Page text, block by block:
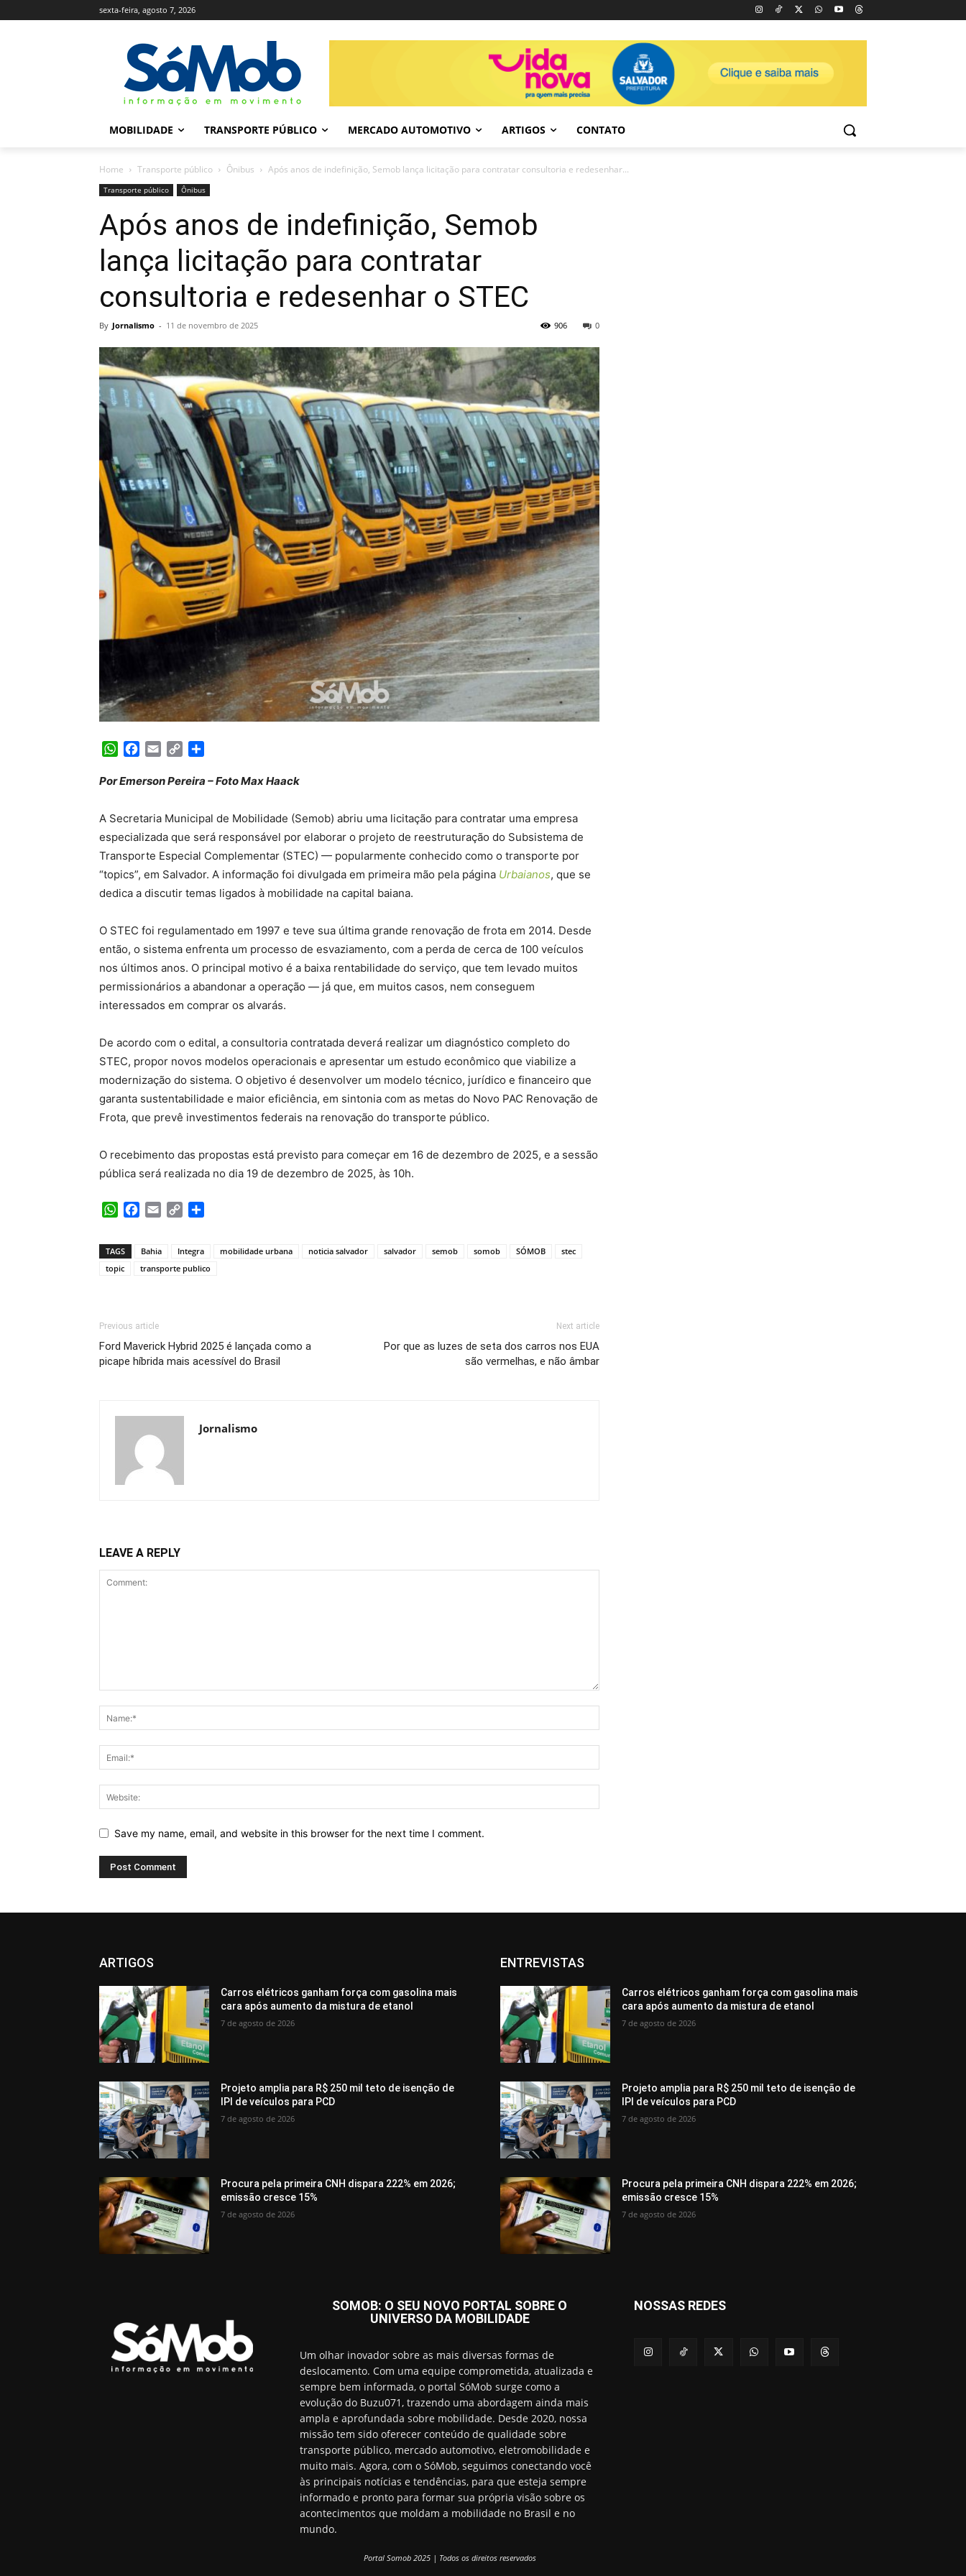
sexta-feira, agosto 7, 2026
MOBILIDADE TRANSPORTE PÚBLICO MERCADO AUTOMOTIVO ARTIGOS CONTATO
Home Transporte público Ônibus Após anos de indefinição, Semob lança licitação para contratar consultoria e redesenhar...
Transporte público Ônibus
Após anos de indefinição, Semob
lança licitação para contratar
consultoria e redesenhar o STEC
By Jornalismo - 11 de novembro de 2025 0
906
WhatsApp
Facebook
Email Copy
Por Emerson Pereira – Foto Max Haack
A Secretaria Municipal de Mobilidade (Semob) abriu uma licitação para contratar uma empresa
especializada que será responsável por elaborar o projeto de reestruturação do Subsistema de
Transporte Especial Complementar (STEC) — popularmente conhecido como o transporte por
“topics”, em Salvador. A informação foi divulgada em primeira mão pela página Urbaianos, que se
dedica a discutir temas ligados à mobilidade na capital baiana.
O STEC foi regulamentado em 1997 e teve sua última grande renovação de frota em 2014. Desde
então, o sistema enfrenta um processo de esvaziamento, com a perda de cerca de 100 veículos
nos últimos anos. O principal motivo é a baixa rentabilidade do serviço, que tem levado muitos
permissionários a abandonar a operação — já que, em muitos casos, nem conseguem
interessados em comprar os alvarás.
De acordo com o edital, a consultoria contratada deverá realizar um diagnóstico completo do
STEC, propor novos modelos operacionais e apresentar um estudo econômico que viabilize a
modernização do sistema. O objetivo é desenvolver um modelo técnico, jurídico e financeiro que
garanta sustentabilidade e maior eficiência, em sintonia com as metas do Novo PAC Renovação de
Frota, que prevê investimentos federais na renovação do transporte público.
O recebimento das propostas está previsto para começar em 16 de dezembro de 2025, e a sessão
pública será realizada no dia 19 de dezembro de 2025, às 10h.
WhatsApp
Facebook
Email Copy
TAGS Bahia Integra mobilidade urbana noticia salvador salvador semob somob SÓMOB
stec
topic
transporte publico
Previous article
Ford Maverick Hybrid 2025 é lançada como a
picape híbrida mais acessível do Brasil
Next article
Por que as luzes de seta dos carros nos EUA
são vermelhas, e não âmbar
Jornalismo
LEAVE A REPLY
Save my name, email, and website in this browser for the next time I comment.
ARTIGOS
Carros elétricos ganham força com gasolina mais
cara após aumento da mistura de etanol
7 de agosto de 2026
Projeto amplia para R$ 250 mil teto de isenção de
IPI de veículos para PCD
7 de agosto de 2026
Procura pela primeira CNH dispara 222% em 2026;
emissão cresce 15%
7 de agosto de 2026
ENTREVISTAS
Carros elétricos ganham força com gasolina mais
cara após aumento da mistura de etanol
7 de agosto de 2026
Projeto amplia para R$ 250 mil teto de isenção de
IPI de veículos para PCD
7 de agosto de 2026
Procura pela primeira CNH dispara 222% em 2026;
emissão cresce 15%
7 de agosto de 2026
SOMOB: O SEU NOVO PORTAL SOBRE O
UNIVERSO DA MOBILIDADE
Um olhar inovador sobre as mais diversas formas de
deslocamento. Com uma equipe comprometida, atualizada e
sempre bem informada, o portal SóMob surge como a
evolução do Buzu071, trazendo uma abordagem ainda mais
ampla e aprofundada sobre mobilidade. Desde 2020, nossa
missão tem sido oferecer conteúdo de qualidade sobre
transporte público, mercado automotivo, eletromobilidade e
muito mais. Agora, com o SóMob, seguimos conectando você
às principais notícias e tendências, para que esteja sempre
informado e pronto para formar sua própria visão sobre os
acontecimentos que moldam a mobilidade no Brasil e no
mundo.
Portal Somob 2025 | Todos os direitos reservados
NOSSAS REDES